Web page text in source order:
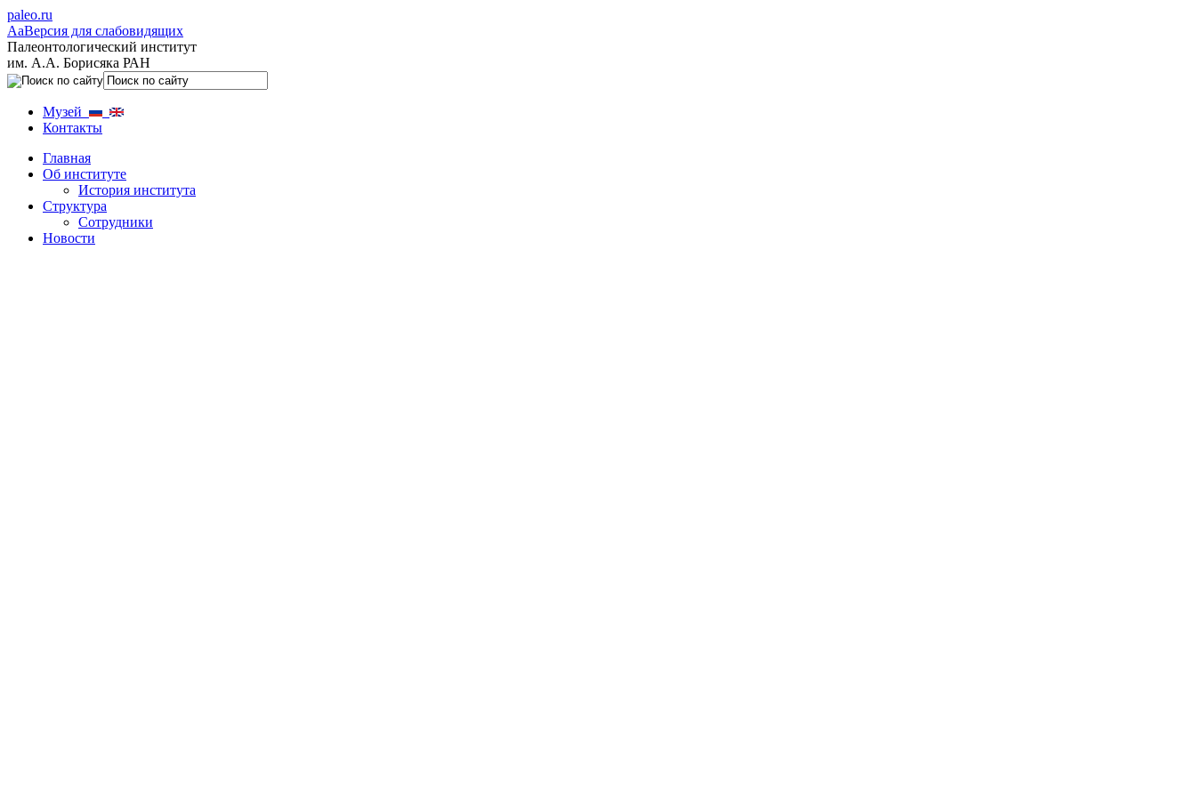
paleo.ru
AaВерсия для слабовидящих
Палеонтологический институт
им. А.А. Борисяка РАН
Музей
Контакты
Главная
Об институте
История института
Структура
Сотрудники
Новости